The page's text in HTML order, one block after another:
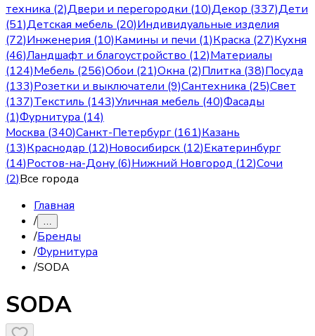
техника (2)Двери и перегородки (10)Декор (337)Дети
(51)Детская мебель (20)Индивидуальные изделия
(72)Инженерия (10)Камины и печи (1)Краска (27)Кухня
(46)Ландшафт и благоустройство (12)Материалы
(124)Мебель (256)Обои (21)Окна (2)Плитка (38)Посуда
(133)Розетки и выключатели (9)Сантехника (25)Свет
(137)Текстиль (143)Уличная мебель (40)Фасады
(1)Фурнитура (14)
Москва (340)Санкт-Петербург(161)Казань
(13)Краснодар (12)Новосибирск (12)Екатеринбург
(14)Ростов-на-Дону (6)Нижний Новгород (12)Сочи
(2)Все города
Главная
/ …
/Бренды
/Фурнитура
/SODA
SODA